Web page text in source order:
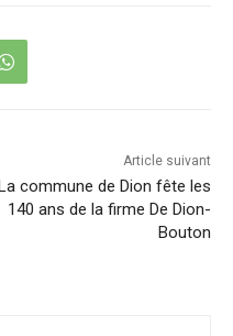
Article suivant
commune de Dion fête les
140 ans de la firme De Dion-
Bouton